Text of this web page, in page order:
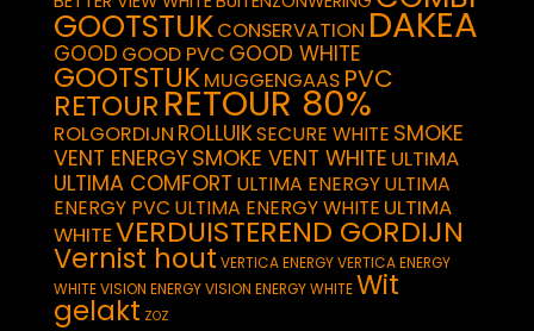
GOOTSTUKCONSERVATION DAKEA
GOOD GOOD PVC GOOD WHITE
GOOTSTUKMUGGENGAAS PVC
RETOUR RETOUR 80%
ROLGORDIJN ROLLUIKSECURE WHITE SMOKE
VENT ENERGYSMOKE VENT WHITE ULTIMA
ULTIMA COMFORT ULTIMA ENERGYULTIMA
ENERGY PVC ULTIMA ENERGY WHITE ULTIMA
WHITEVERDUISTEREND GORDIJN
Vernist hout VERTICA ENERGYVERTICA ENERGY
WHITEVISION ENERGYVISION ENERGY WHITEWit
gelakt ZOZ